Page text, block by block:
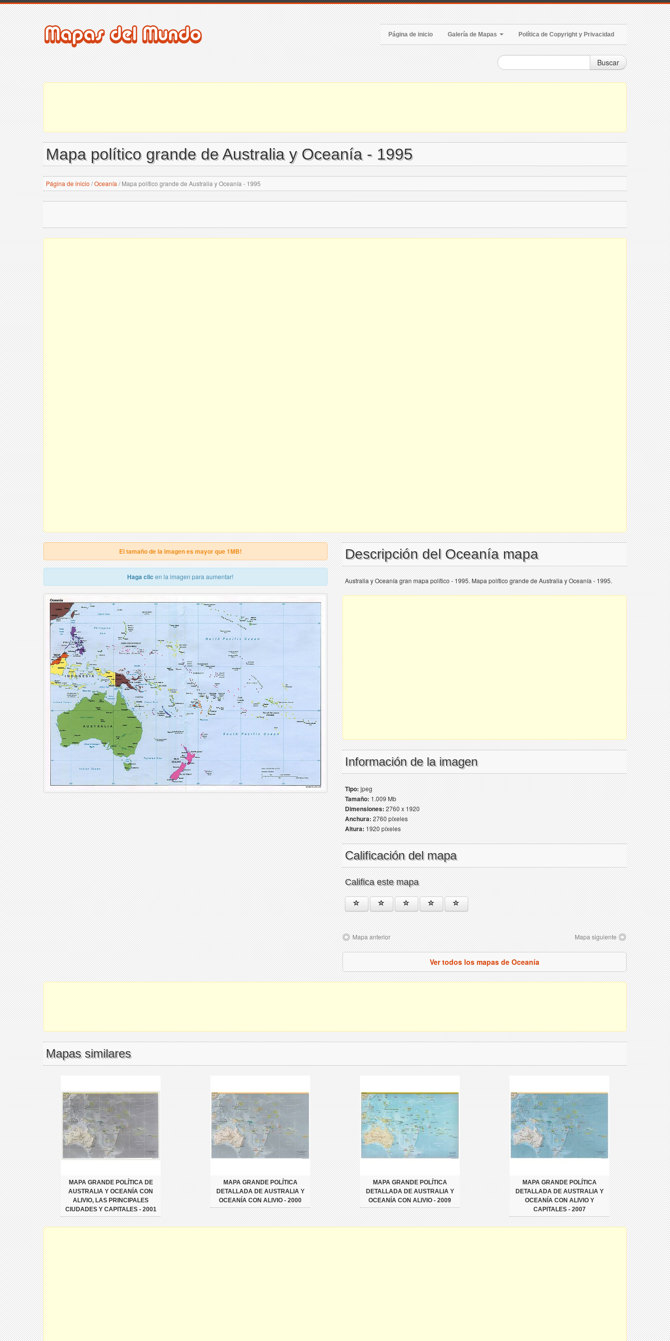
Página de inicio Galería de Mapas Política de Copyright y Privacidad
Buscar
Mapa político grande de Australia y Oceanía - 1995
Página de inicio /Oceanía /Mapa político grande de Australia y Oceanía - 1995
El tamaño de la imagen es mayor que 1MB!
Haga clic en la imagen para aumentar!
Descripción del Oceanía mapa
Australia y Oceanía gran mapa político - 1995. Mapa político grande de Australia y Oceanía - 1995.
Información de la imagen
Tipo:jpeg
Tamaño:1.009 Mb
Dimensiones:2760 x 1920
Anchura:2760 píxeles
Altura:1920 píxeles
Calificación del mapa
Califica este mapa
Mapa anterior Mapa siguiente
Ver todos los mapas de Oceanía
Mapas similares
MAPA GRANDE POLÍTICA DE
AUSTRALIA Y OCEANÍA CON
ALIVIO, LAS PRINCIPALES
CIUDADES Y CAPITALES - 2001
MAPA GRANDE POLÍTICA
DETALLADA DE AUSTRALIA Y
OCEANÍA CON ALIVIO - 2000
MAPA GRANDE POLÍTICA
DETALLADA DE AUSTRALIA Y
OCEANÍA CON ALIVIO - 2009
MAPA GRANDE POLÍTICA
DETALLADA DE AUSTRALIA Y
OCEANÍA CON ALIVIO Y
CAPITALES - 2007